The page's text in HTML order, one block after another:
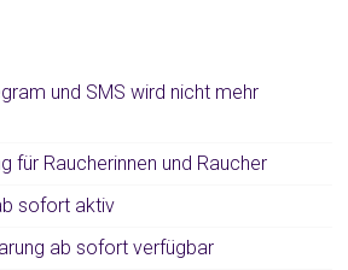
und SMS wird nicht mehr
für Raucherinnen und Raucher
sofort aktiv
ab sofort verfügbar